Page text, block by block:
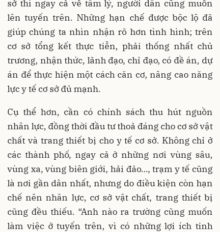
sở thì ngay cả về tâm lý, người dân cũng muốn
lên tuyến trên. Những hạn chế được bộc lộ đã
giúp chúng ta nhìn nhận rõ hơn tình hình; trên
cơ sở tổng kết thực tiễn, phải thống nhất chủ
trương, nhận thức, lãnh đạo, chỉ đạo, có đề án, dự
án để thực hiện một cách căn cơ, nâng cao năng
lực y tế cơ sở đủ mạnh.
Cụ thể hơn, cần có chính sách thu hút nguồn
nhân lực, đồng thời đầu tư thoả đáng cho cơ sở vật
chất và trang thiết bị cho y tế cơ sở. Không chỉ ở
các thành phố, ngay cả ở những nơi vùng sâu,
vùng xa, vùng biên giới, hải đảo…, trạm y tế cũng
là nơi gần dân nhất, nhưng do điều kiện còn hạn
chế nên nhân lực, cơ sở vật chất, trang thiết bị
cũng đều thiếu. “Anh nào ra trường cũng muốn
làm việc ở tuyến trên, vì có những lợi ích tinh